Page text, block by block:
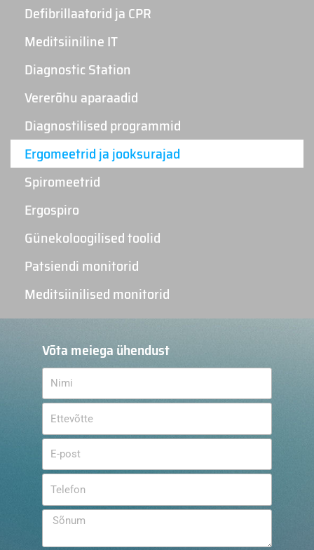
Defibrillaatorid ja CPR
Meditsiiniline IT
Diagnostic Station
Vererõhu aparaadid
Diagnostilised programmid
Ergomeetrid ja jooksurajad
Spiromeetrid
Ergospiro
Günekoloogilised toolid
Patsiendi monitorid
Meditsiinilised monitorid
Võta meiega ühendust